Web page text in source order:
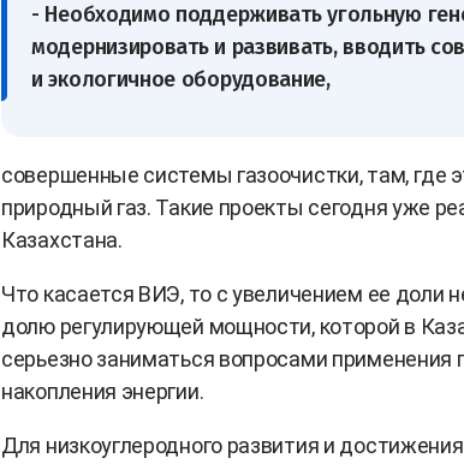
- Необходимо поддерживать угольную
модернизировать и развивать, вводить
и экологичное оборудование,
совершенные системы газоочистки, там, где
природный газ. Такие проекты сегодня уже
Казахстана.
Что касается ВИЭ, то с увеличением ее доли
долю регулирующей мощности, которой в
серьезно заниматься вопросами
накопления энергии.
Для низкоуглеродного развития и